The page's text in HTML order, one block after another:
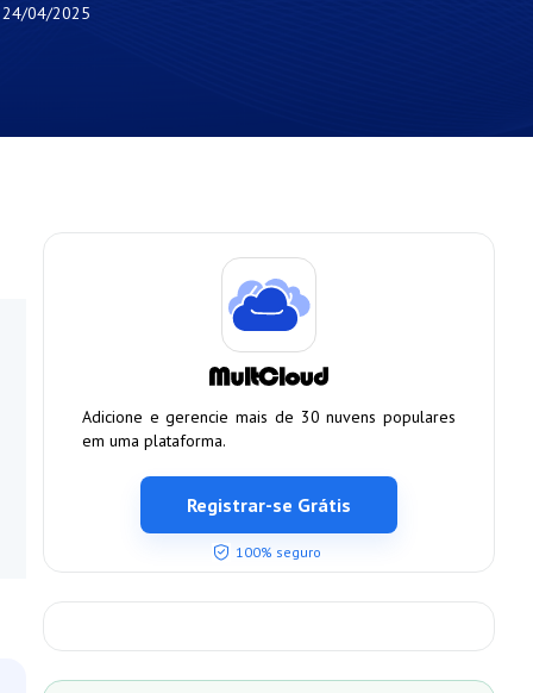
24/04/2025
Adicione e gerencie mais de 30 nuvens populares
em uma plataforma.
Registrar-se Grátis
100% seguro